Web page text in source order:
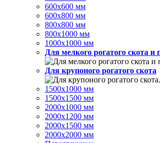
600х600 мм
600х800 мм
800х800 мм
800х1000 мм
1000х1000 мм
Для мелкого рогатого скота и
Для крупоного рогатого скота
1500х1000 мм
1500х1500 мм
2000х1000 мм
2000х1200 мм
2000х1500 мм
2000х2000 мм